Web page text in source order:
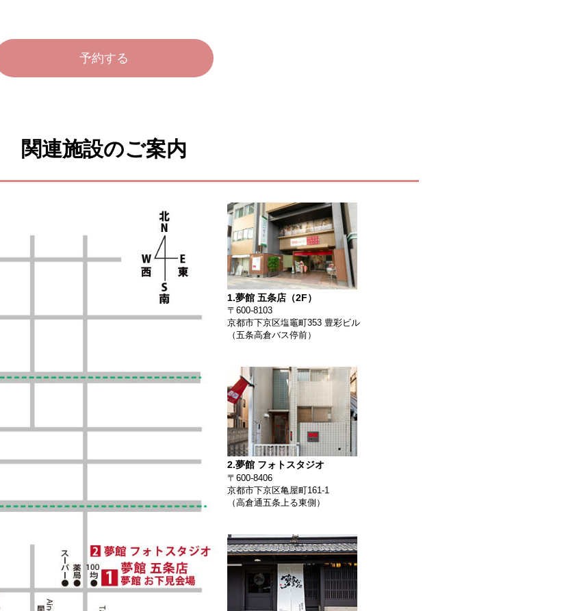
予約する
関連施設のご案内
夢館 五条店（2F）
〒600-8103
京都市下京区塩竈町353 豊彩ビル
（五条高倉バス停前）
夢館 フォトスタジオ
〒600-8406
京都市下京区亀屋町161-1
（高倉通五条上る東側）